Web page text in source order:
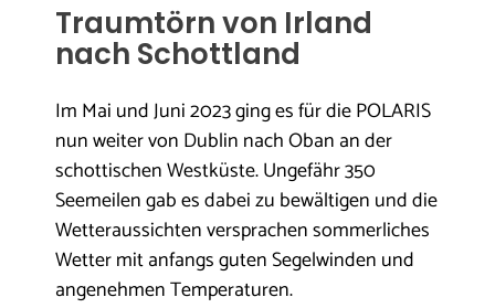
Traumtörn von Irland
nach Schottland
Im Mai und Juni 2023 ging es für die POLARIS
nun weiter von Dublin nach Oban an der
schottischen Westküste. Ungefähr 350
Seemeilen gab es dabei zu bewältigen und die
Wetteraussichten versprachen sommerliches
Wetter mit anfangs guten Segelwinden und
angenehmen Temperaturen.